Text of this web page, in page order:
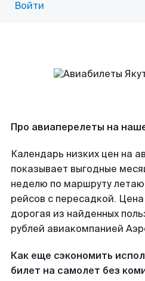
Войти
Про авиаперелеты на
Календарь низких цен на
показывает выгодные
неделю по маршруту
рейсов с пересадкой.
дорогая из найденных
рублей авиакомпанией
Как еще сэкономить
билет на самолет без